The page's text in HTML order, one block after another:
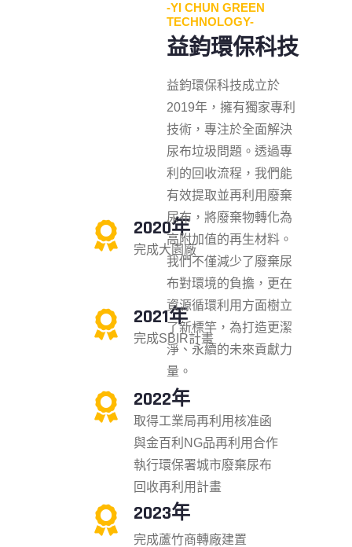
-YI CHUN GREEN
TECHNOLOGY-
益鈞環保科技
益鈞環保科技成立於
2019年，擁有獨家專利
技術，專注於全面解決
尿布垃圾問題。透過專
利的回收流程，我們能
有效提取並再利用廢棄
尿布，將廢棄物轉化為
高附加值的再生材料。
我們不僅減少了廢棄尿
布對環境的負擔，更在
資源循環利用方面樹立
了新標竿，為打造更潔
淨、永續的未來貢獻力
量。
2020年
完成大園廠
2021年
完成SBIR計畫
2022年
取得工業局再利用核准函
與金百利NG品再利用合作
執行環保署城市廢棄尿布
回收再利用計畫
2023年
完成蘆竹商轉廠建置